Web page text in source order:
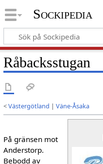
Sockipedia
Råbacksstugan
<Västergötland | Väne-Åsaka
På gränsen mot
Anderstorp.
Bebodd av